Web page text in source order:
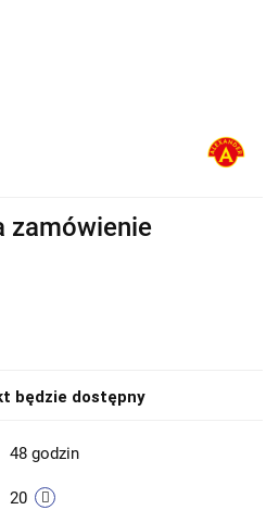
zamówienie
będzie dostępny
48 godzin
20